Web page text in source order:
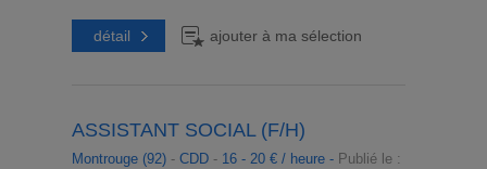
détail ajouter à ma sélection
ASSISTANT SOCIAL (F/H)
Montrouge (92)- CDD - 16 - 20 € / heure - Publié le :